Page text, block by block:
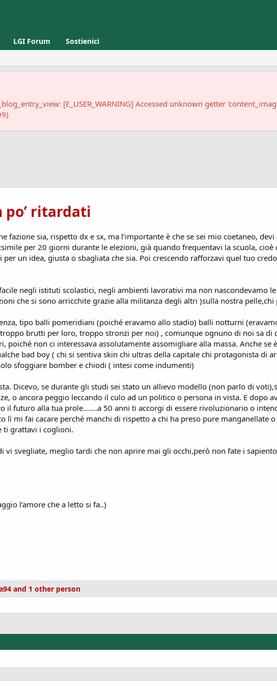
LGI Forum Sostienici
[E_USER_WARNING] Accessed unknown getter
ritardati
fazione sia, rispetto dx e sx, ma l’importante è che se sei mio coetaneo,
per 20 giorni durante le elezioni, già quando frequentavi la scuola, cioè
un idea, giusta o sbagliata che sia. Poi crescendo rafforzavi quel tuo
negli istituti scolastici, negli ambienti lavorativi ma non nascondevamo
che si sono arricchite grazie alla militanza degli altri )sulla nostra pelle,chi
tipo balli pomeridiani (poiché eravamo allo stadio) balli notturni
brutti per loro, troppo stronzi per noi) , comunque ognuno di noi sa di
poiché non ci interessava assolutamente assomigliare alla massa. Anche se
bad boy ( chi si sentiva skin chi ultras della capitale chi protagonista di
sfoggiare bomber e chiodi ( intesi come indumenti)
Dicevo, se durante gli studi sei stato un allievo modello (non parlo di
o ancora peggio leccando il culo ad un politico o persona in vista. E dopo
il futuro alla tua prole…….a 50 anni ti accorgi di essere rivoluzionario o
lì mi fai cacare perché manchi di rispetto a chi ha preso pure manganellate
ti grattavi i coglioni.
vi svegliate, meglio tardi che non aprire mai gli occhi,però non fate i
l’amore che a letto si fa..)
and 1 other person